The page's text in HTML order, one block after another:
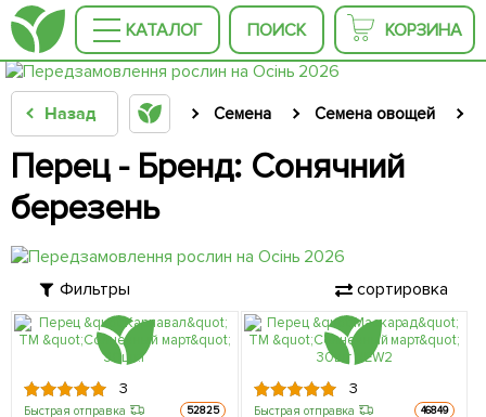
КАТАЛОГ ПОИСК КОРЗИНА
Назад Семена Семена овощей
Перец - Бренд: Сонячний
березень
Фильтры сортировка
3
Быстрая отправка 52825
3
Быстрая отправка 46849